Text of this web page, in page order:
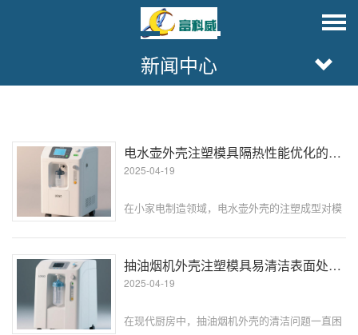
新闻中心
电水壶外壳注塑模具隔热性能优化的模具结构设计
2025-04-19
在小家电制造领域，电水壶外壳的注塑成型对模
不仅直接影响产品使用安全性，还关系到生产过
程中的能耗控制与成型效率。传统模具常因热量
传导不均导致外壳表面温度过高，既···
抽油烟机外壳注塑模具易清洁表面处理的模具方法
2025-04-19
在现代厨房中，抽油烟机外壳的清洁问题一直困